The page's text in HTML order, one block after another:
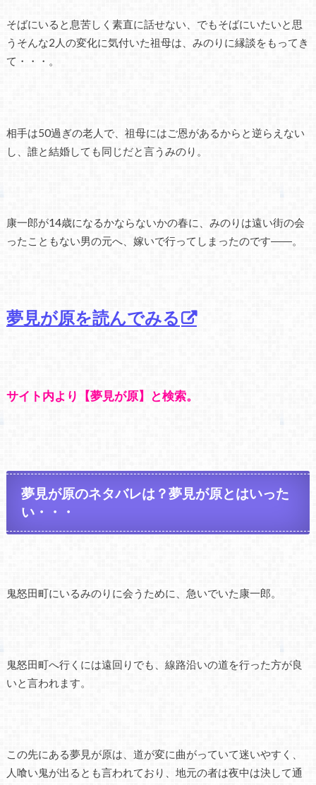
そばにいると息苦しく素直に話せない、でもそばにいたいと思
うそんな2人の変化に気付いた祖母は、みのりに縁談をもってき
て・・・。
相手は50過ぎの老人で、祖母にはご恩があるからと逆らえない
し、誰と結婚しても同じだと言うみのり。
康一郎が14歳になるかならないかの春に、みのりは遠い街の会
ったこともない男の元へ、嫁いで行ってしまったのです――。
夢見が原を読んでみる
サイト内より【夢見が原】と検索。
夢見が原のネタバレは？夢見が原とはいった
い・・・
鬼怒田町にいるみのりに会うために、急いでいた康一郎。
鬼怒田町へ行くには遠回りでも、線路沿いの道を行った方が良
いと言われます。
この先にある夢見が原は、道が変に曲がっていて迷いやすく、
人喰い鬼が出るとも言われており、地元の者は夜中は決して通